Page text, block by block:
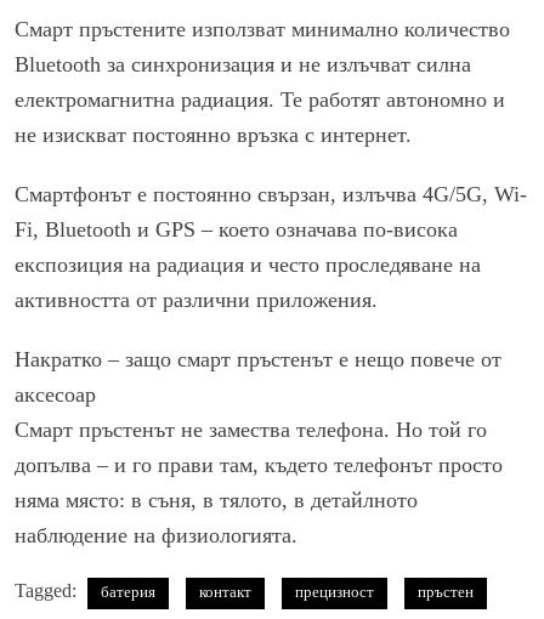
Смарт пръстените използват минимално количество
Bluetooth за синхронизация и не излъчват силна
електромагнитна радиация. Те работят автономно и
не изискват постоянно връзка с интернет.
Смартфонът е постоянно свързан, излъчва 4G/5G, Wi-
Fi, Bluetooth и GPS – което означава по-висока
експозиция на радиация и често проследяване на
активността от различни приложения.
Накратко – защо смарт пръстенът е нещо повече от
аксесоар
Смарт пръстенът не замества телефона. Но той го
допълва – и го прави там, където телефонът просто
няма място: в съня, в тялото, в детайлното
наблюдение на физиологията.
Tagged: батерия контакт прецизност пръстен